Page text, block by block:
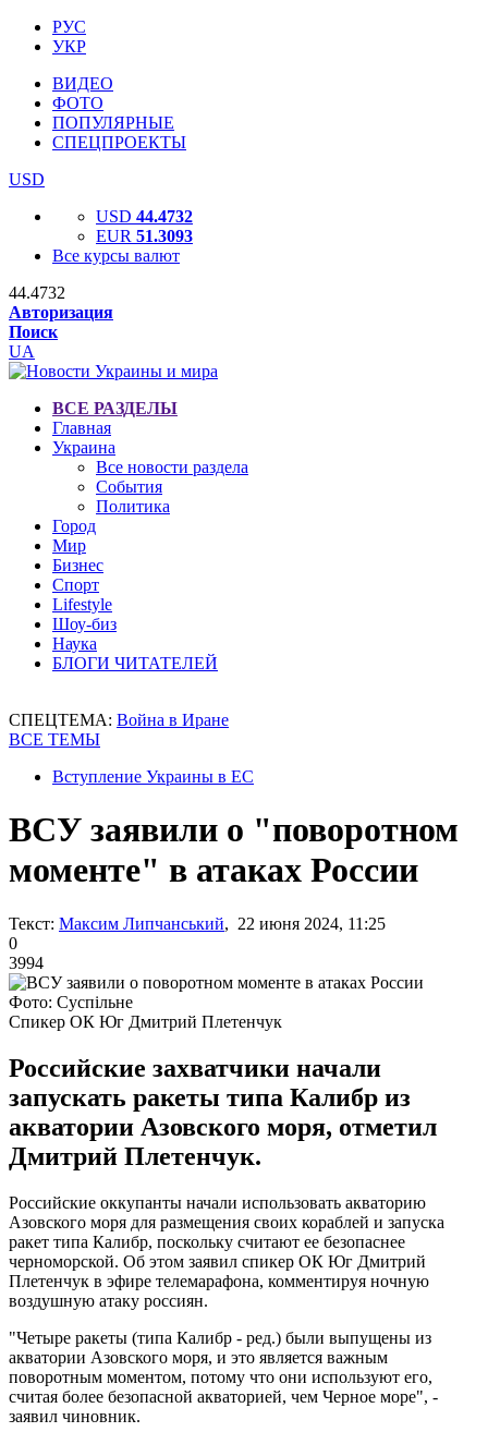
РУС
УКР
ВИДЕО
ФОТО
ПОПУЛЯРНЫЕ
СПЕЦПРОЕКТЫ
USD
USD 44.4732
EUR 51.3093
Все курсы валют
44.4732
Авторизация
Поиск
UA
ВСЕ РАЗДЕЛЫ
Главная
Украина
Все новости раздела
События
Политика
Город
Мир
Бизнес
Спорт
Lifestyle
Шоу-биз
Наука
БЛОГИ ЧИТАТЕЛЕЙ
СПЕЦТЕМА: Война в Иране
ВСЕ ТЕМЫ
Вступление Украины в ЕС
ВСУ заявили о "поворотном
моменте" в атаках России
Текст: Максим Липчанський, 22 июня 2024, 11:25
0
3994
Фото: Суспільне
Спикер ОК Юг Дмитрий Плетенчук
Российские захватчики начали
запускать ракеты типа Калибр из
акватории Азовского моря, отметил
Дмитрий Плетенчук.
Российские оккупанты начали использовать акваторию
Азовского моря для размещения своих кораблей и запуска
ракет типа Калибр, поскольку считают ее безопаснее
черноморской. Об этом заявил спикер ОК Юг Дмитрий
Плетенчук в эфире телемарафона, комментируя ночную
воздушную атаку россиян.
"Четыре ракеты (типа Калибр - ред.) были выпущены из
акватории Азовского моря, и это является важным
поворотным моментом, потому что они используют его,
считая более безопасной акваторией, чем Черное море", -
заявил чиновник.